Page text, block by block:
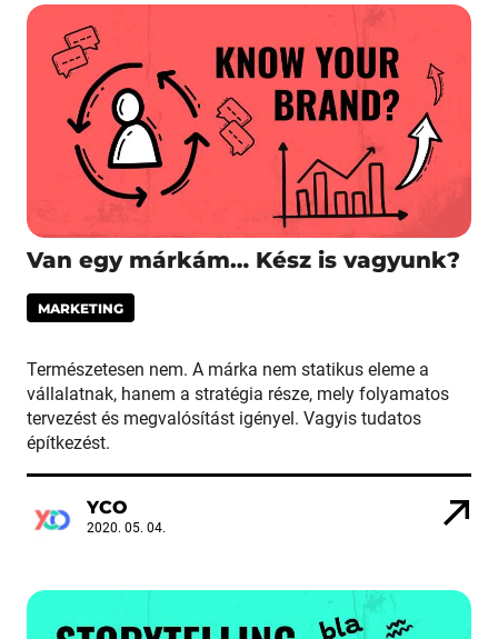
Van egy márkám… Kész is vagyunk?
MARKETING
Természetesen nem. A márka nem statikus eleme a
vállalatnak, hanem a stratégia része, mely folyamatos
tervezést és megvalósítást igényel. Vagyis tudatos
építkezést.
YCO
2020. 05. 04.